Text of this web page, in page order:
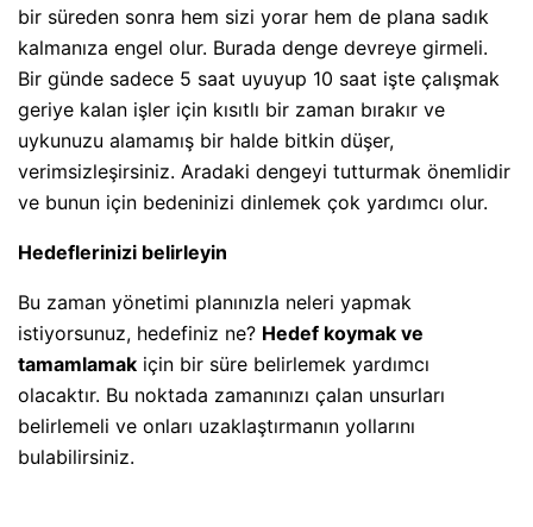
bir süreden sonra hem sizi yorar hem de plana sadık
kalmanıza engel olur. Burada denge devreye girmeli.
Bir günde sadece 5 saat uyuyup 10 saat işte çalışmak
geriye kalan işler için kısıtlı bir zaman bırakır ve
uykunuzu alamamış bir halde bitkin düşer,
verimsizleşirsiniz. Aradaki dengeyi tutturmak önemlidir
ve bunun için bedeninizi dinlemek çok yardımcı olur.
Hedeflerinizi belirleyin
Bu zaman yönetimi planınızla neleri yapmak
istiyorsunuz, hedefiniz ne? Hedef koymak ve
tamamlamak için bir süre belirlemek yardımcı
olacaktır. Bu noktada zamanınızı çalan unsurları
belirlemeli ve onları uzaklaştırmanın yollarını
bulabilirsiniz.